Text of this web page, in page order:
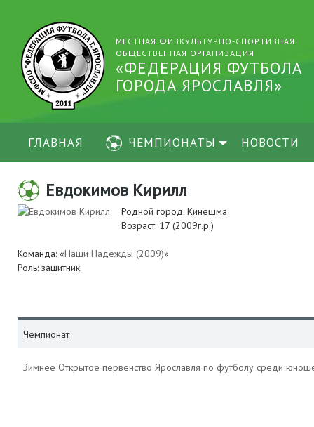
МЕСТНАЯ ФИЗКУЛЬТУРНО-СПОРТИВНАЯ
ОБЩЕСТВЕННАЯ ОРГАНИЗАЦИЯ
«ФЕДЕРАЦИЯ ФУТБОЛА
ГОРОДА ЯРОСЛАВЛЯ»
ГЛАВНАЯ ЧЕМПИОНАТЫ НОВОСТИ
Евдокимов Кирилл
Родной город: Кинешма
Возраст: 17 (2009г.р.)
Команда: «Наши Надежды (2009)»
Роль: защитник
Чемпионат
Зимнее Открытое первенство Ярославля по футболу среди